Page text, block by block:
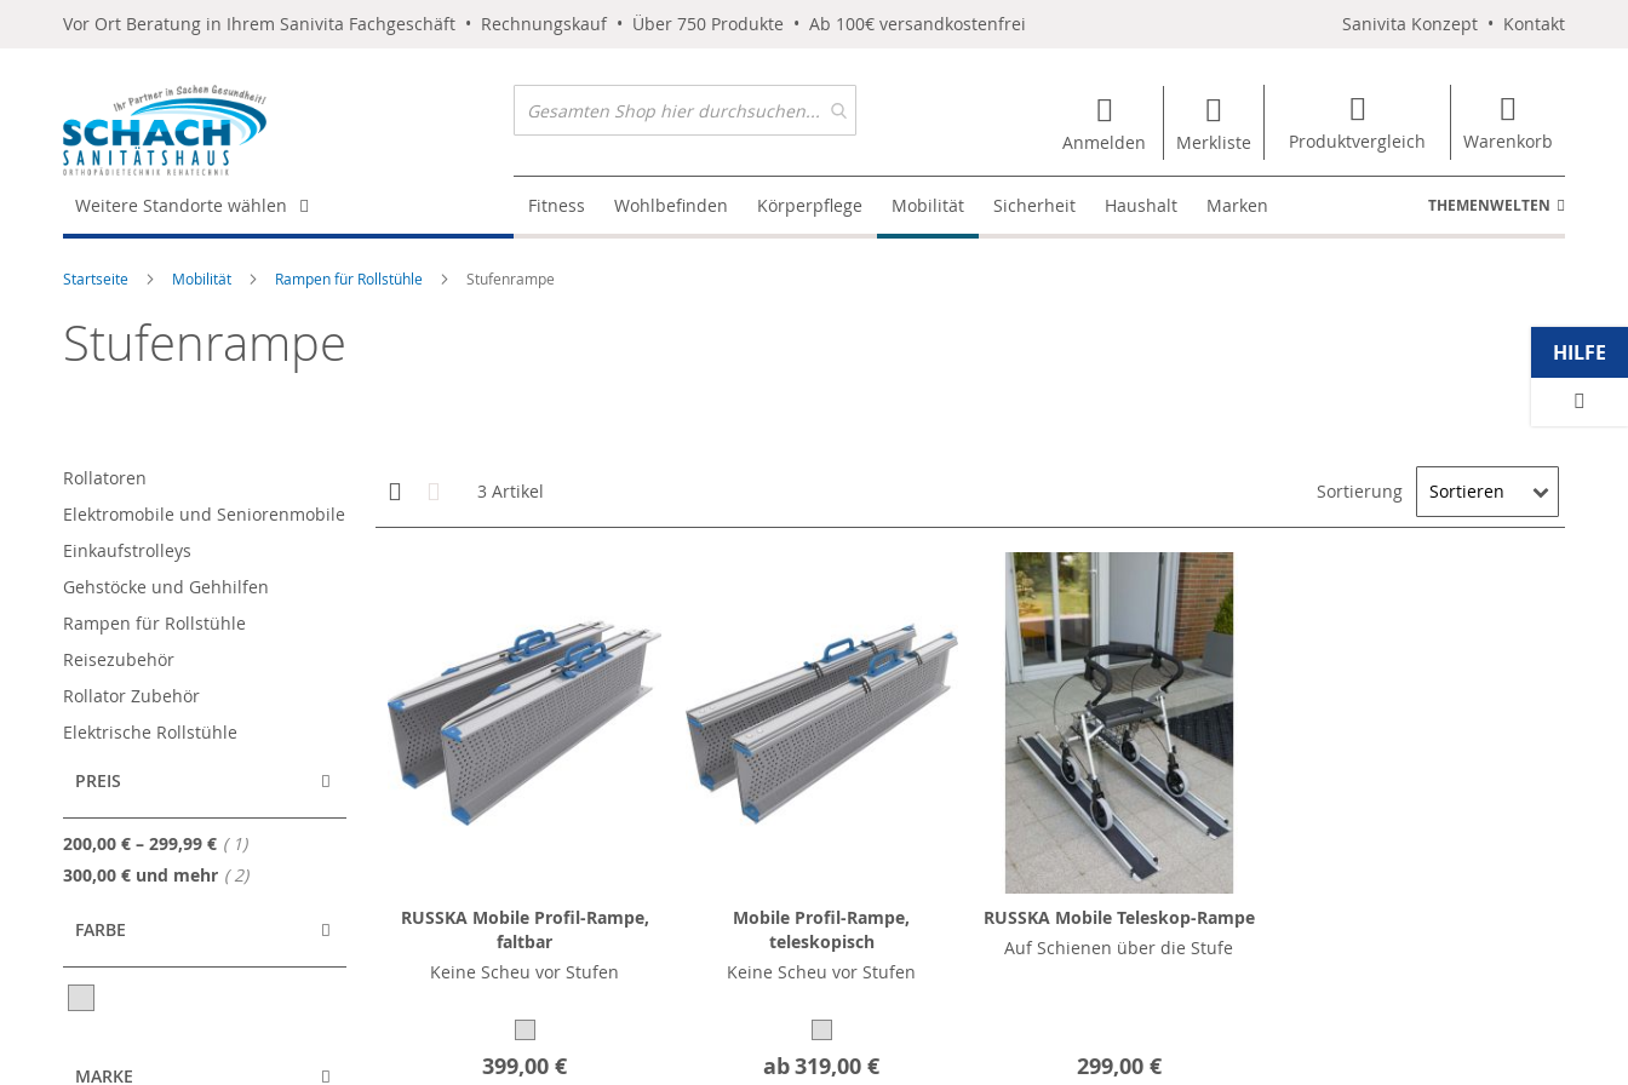
Vor Ort Beratung in Ihrem Sanivita Fachgeschäft • Rechnungskauf • Über 750 Produkte • Ab 100€ versandkostenfrei Sanivita Konzept • Kontakt
Anmelden Merkliste Produktvergleich Warenkorb
Weitere Standorte wählen Fitness Wohlbefinden Körperpflege Mobilität Sicherheit Haushalt Marken THEMENWELTEN
Startseite Mobilität Rampen für Rollstühle Stufenrampe
Stufenrampe
Anzeigen
als
Kachelansicht
3 Artikel Sortierung
RUSSKA Mobile Profil-Rampe,
faltbar
Keine Scheu vor Stufen
399,00 €
Mobile Profil-Rampe,
teleskopisch
Keine Scheu vor Stufen
ab319,00 €
RUSSKA Mobile Teleskop-Rampe
Auf Schienen über die Stufe
299,00 €
Rollatoren
Elektromobile und Seniorenmobile
Einkaufstrolleys
Gehstöcke und Gehhilfen
Rampen für Rollstühle
Reisezubehör
Rollator Zubehör
Elektrische Rollstühle
PREIS
200,00 € – 299,99 € 1Artikel
300,00 € und mehr 2Artikel
FARBE
MARKE
HILFE